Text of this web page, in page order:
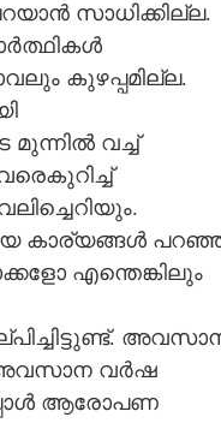
സാധിക്കില്ല.
കുഴപ്പമില്ല.
മുന്നിൽ വച്ച്
കാര്യങ്ങൾ
എന്തെങ്കിലും
അവസാന വർഷ
ആരോപണ
Copy Link